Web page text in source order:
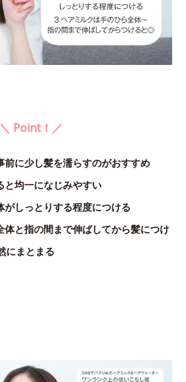
＼ Point！／
前に少し髪を濡らすのがおすすめ
と均一になじみやすい
しっとりする程度につける
体と指の間まで伸ばしてから髪につけ
にまとまる